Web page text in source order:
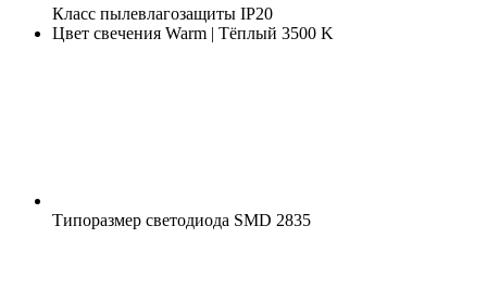
Класс пылевлагозащиты IP20
Цвет свечения Warm | Тёплый 3500 K
Типоразмер светодиода SMD 2835